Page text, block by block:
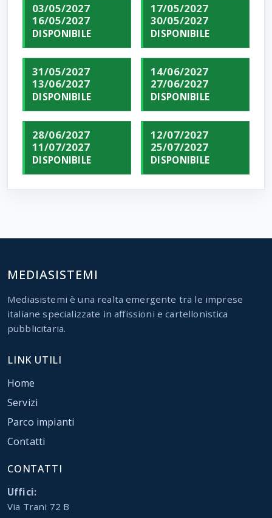
03/05/2027
16/05/2027
DISPONIBILE
17/05/2027
30/05/2027
DISPONIBILE
31/05/2027
13/06/2027
DISPONIBILE
14/06/2027
27/06/2027
DISPONIBILE
28/06/2027
11/07/2027
DISPONIBILE
12/07/2027
25/07/2027
DISPONIBILE
MEDIASISTEMI
Mediasistemi è una realta emergente tra le imprese
italiane specializzate in affissioni e cartellonistica
pubblicitaria.
LINK UTILI
Home
Servizi
Parco impianti
Contatti
CONTATTI
Uffici:
Via Trani 72 B